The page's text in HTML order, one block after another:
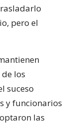
pero el
los
suceso
y funcionarios
las